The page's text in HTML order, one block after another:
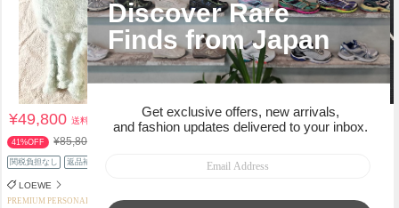
¥49,800送料込
41%OFF ¥85,800
関税負担なし 返品補償
LOEWE
PREMIUM PERSONAL SHOPPER
¥67,419 送料込
返品補償
PERSONAL SHOPPER